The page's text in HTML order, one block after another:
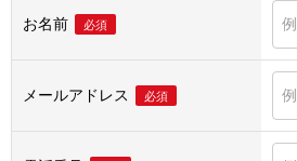
お名前 必須
メールアドレス 必須